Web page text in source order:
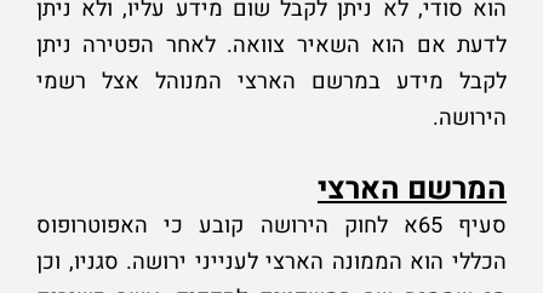
הוא סודי, לא ניתן לקבל שום מידע עליו, ולא ניתן
לדעת אם הוא השאיר צוואה. לאחר הפטירה ניתן
לקבל מידע במרשם הארצי המנוהל אצל רשמי
הירושה.
המרשם הארצי
סעיף 65א לחוק הירושה קובע כי האפוטרופוס
הכללי הוא הממונה הארצי לענייני ירושה. סגניו, וכן